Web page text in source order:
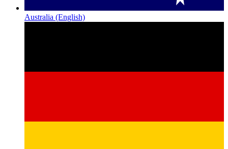
Australia (English)